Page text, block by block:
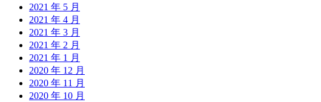
2021 年 5 月
2021 年 4 月
2021 年 3 月
2021 年 2 月
2021 年 1 月
2020 年 12 月
2020 年 11 月
2020 年 10 月